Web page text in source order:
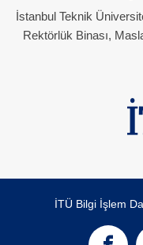
İstanbul Teknik
Rektörlük Binası,
İTÜ Bilgi İşlem